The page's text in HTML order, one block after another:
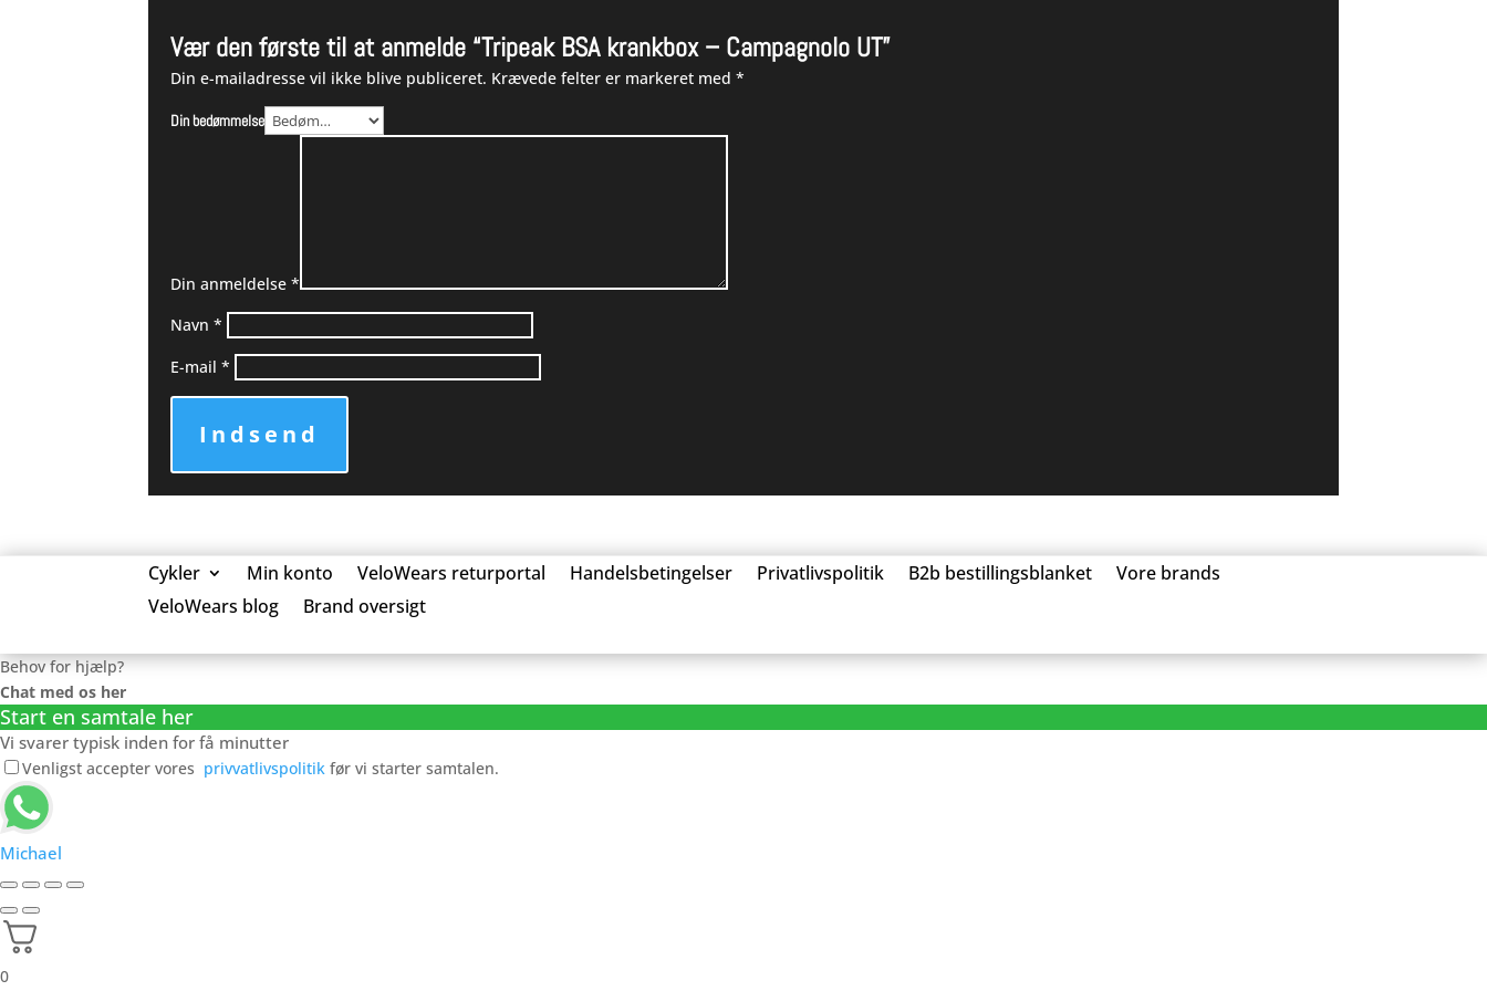
Vær den første til at anmelde “Tripeak BSA krankbox – Campagnolo UT”
Din e-mailadresse vil ikke blive publiceret. Krævede felter er markeret med*
Din bedømmelse
Din anmeldelse*
Navn*
E-mail*
Indsend
Cykler Min konto VeloWears returportal Handelsbetingelser Privatlivspolitik B2b bestillingsblanket
Vore brands
VeloWears blog
Brand oversigt
Behov for hjælp?
Chat med os her
Start en samtale her
Vi svarer typisk inden for få minutter
Venligst accepter vores privvatlivspolitik før vi starter samtalen.
Michael
0